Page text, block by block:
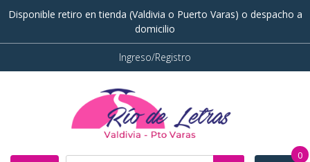
Disponible retiro en tienda (Valdivia o Puerto Varas) o despacho a
domicilio
Ingreso/Registro
0